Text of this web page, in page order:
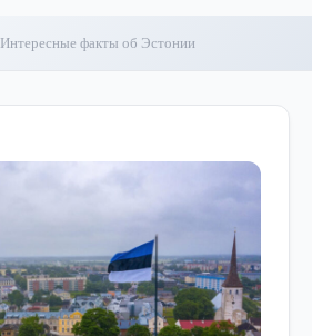
Интересные факты об Эстонии